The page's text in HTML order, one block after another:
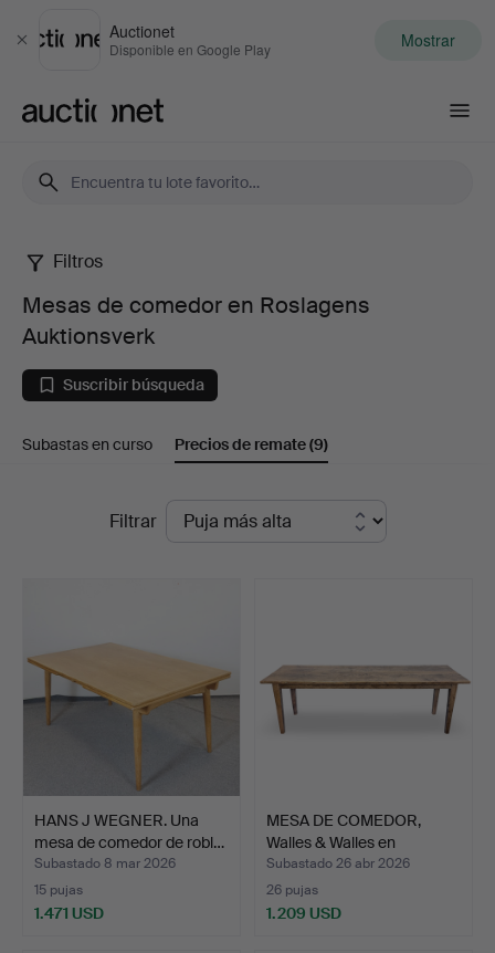
Cerrar
Auctionet
Disponible en Google Play Mostrar
Mesas
de
comedor
en
Auktionsverk
Filtros
Mesas de comedor en Roslagens
Auktionsverk
Suscribir búsqueda
Subastas en curso Precios de remate(9)
Filtrar
HANS J WEGNER. Una
mesa de comedor de robl…
Subastado 8 mar 2026
15 pujas
1.471 USD
MESA DE COMEDOR,
Walles & Walles en
madera…
Subastado 26 abr 2026
26 pujas
1.209 USD